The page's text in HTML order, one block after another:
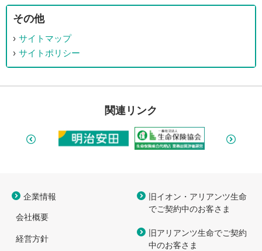
その他
サイトマップ
サイトポリシー
関連リンク
企業情報
会社概要
経営方針
旧イオン・アリアンツ生命
でご契約中のお客さま
旧アリアンツ生命でご契約
中のお客さま